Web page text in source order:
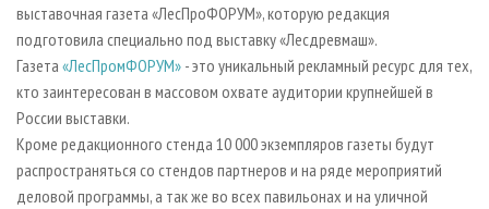
выставочная газета «ЛесПроФОРУМ», которую редакция
подготовила специально под выставку «Лесдревмаш».
Газета «ЛесПромФОРУМ» - это уникальный рекламный ресурс для тех,
кто заинтересован в массовом охвате аудитории крупнейшей в
России выставки.
Кроме редакционного стенда 10 000 экземпляров газеты будут
распространяться со стендов партнеров и на ряде мероприятий
деловой программы, а так же во всех павильонах и на уличной